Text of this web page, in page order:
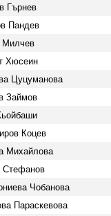
Гърнев
Пандев
Милчев
Хюсеин
Цуцуманова
Займов
Коцев
Михайлова
Стефанов
Чобанова
Параскевова